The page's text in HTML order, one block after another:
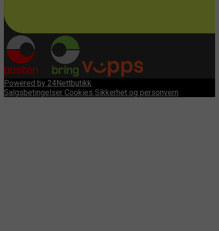
Powered by 24Nettbutikk
Salgsbetingelser Cookies Sikkerhet og personvern